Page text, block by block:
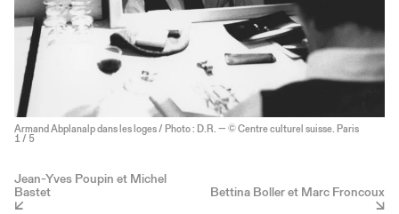
Armand Abplanalp dans les loges / Photo : D.R. — © Centre culturel suisse. Paris
1 / 5
Jean-Yves Poupin et Michel
Bastet Bettina Boller et Marc Froncoux